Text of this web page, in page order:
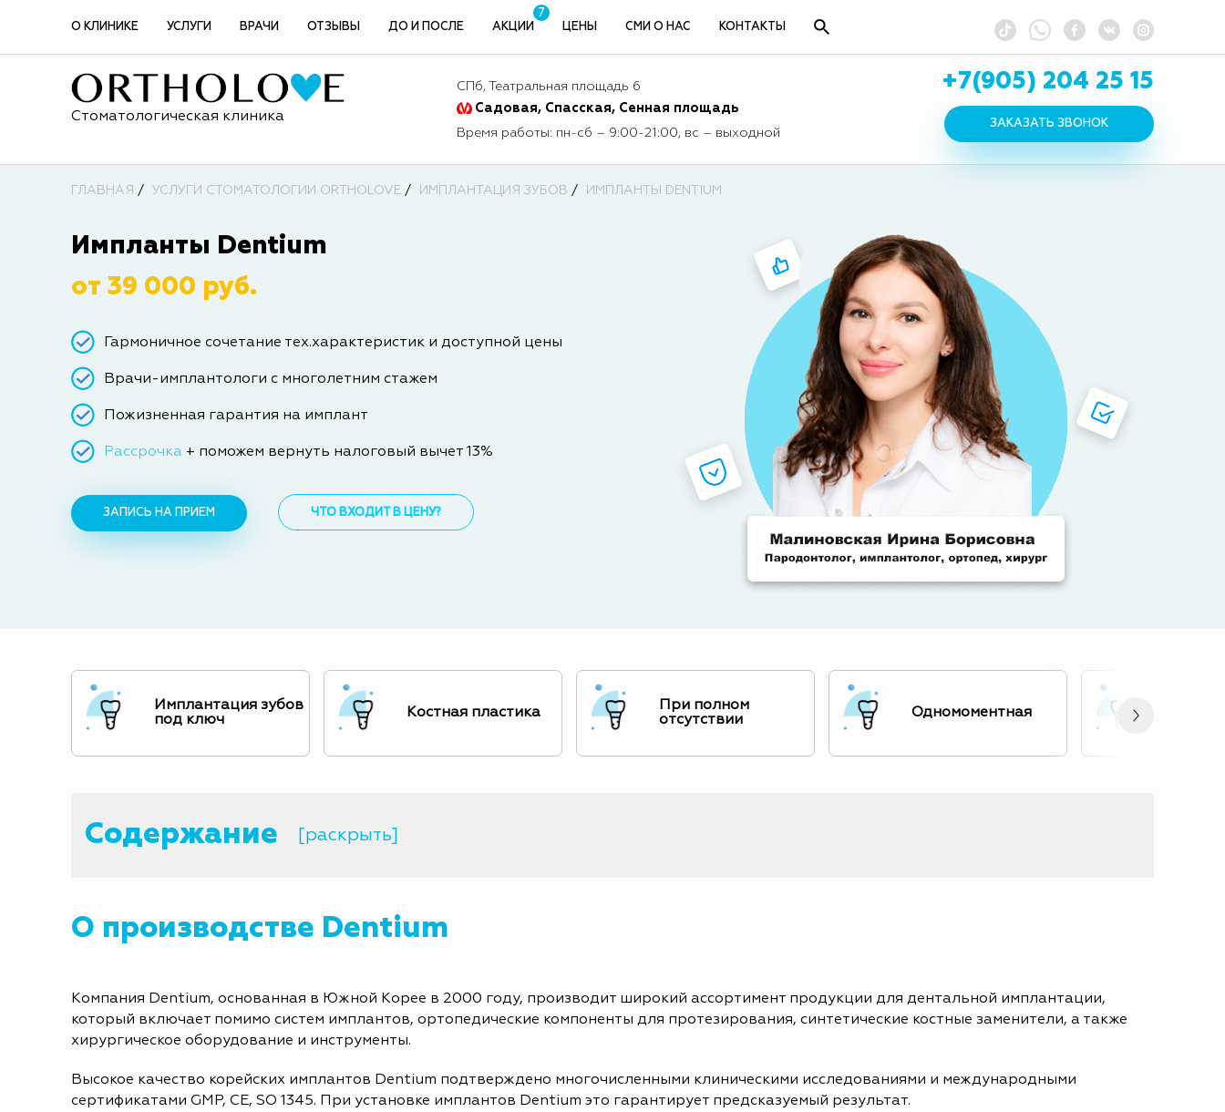
О КЛИНИКЕ УСЛУГИ ВРАЧИ ОТЗЫВЫ ДО И ПОСЛЕ АКЦИИ
7
ЦЕНЫ
СМИ О НАС КОНТАКТЫ
Стоматологическая клиника
СПб, Театральная площадь 6
Садовая, Спасская, Сенная площадь
Время работы: пн-сб – 9:00-21:00, вс – выходной
+7(905) 204 25 15
ЗАКАЗАТЬ ЗВОНОК
ГЛАВНАЯ УСЛУГИ СТОМАТОЛОГИИ ORTHOLOVE ИМПЛАНТАЦИЯ ЗУБОВ ИМПЛАНТЫ DENTIUM
Импланты Dentium
от 39 000 руб.
Гармоничное сочетание тех.характеристик и доступной цены
Врачи-имплантологи с многолетним стажем
Пожизненная гарантия на имплант
Рассрочка + поможем вернуть налоговый вычет 13%
ЗАПИСЬ НА ПРИЕМ ЧТО ВХОДИТ В ЦЕНУ?
Имплантация зубов
под ключ
Костная пластика
При полном
отсутствии
Одномоментная
Содержание [раскрыть]
О производстве Dentium
Компания Dentium, основанная в Южной Корее в 2000 году, производит широкий ассортимент продукции для дентальной имплантации,
который включает помимо систем имплантов, ортопедические компоненты для протезирования, синтетические костные заменители, а также
хирургическое оборудование и инструменты.
Высокое качество корейских имплантов Dentium подтверждено многочисленными клиническими исследованиями и международными
сертификатами GMP, CE, SO 1345. При установке имплантов Dentium это гарантирует предсказуемый результат.